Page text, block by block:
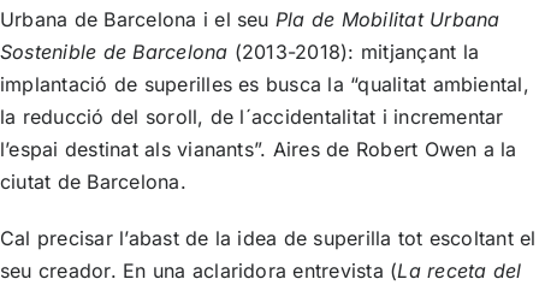
Urbana de Barcelona i el seu Pla de Mobilitat Urbana
Sostenible de Barcelona (2013-2018): mitjançant la
implantació de superilles es busca la “qualitat ambiental,
la reducció del soroll, de l´accidentalitat i incrementar
l’espai destinat als vianants”. Aires de Robert Owen a la
ciutat de Barcelona.
Cal precisar l’abast de la idea de superilla tot escoltant el
seu creador. En una aclaridora entrevista (La receta del